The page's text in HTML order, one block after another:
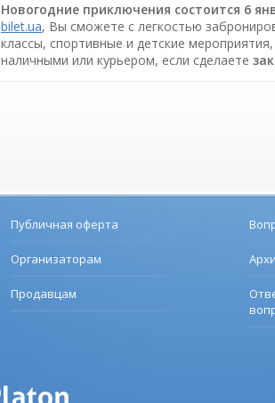
Новогодние приключения состоится 6
bilet.ua, Вы сможете с легкостью
классы, спортивные и детские
наличными или курьером, если сделаете
Публичная оферта
Организаторам
Продавцам